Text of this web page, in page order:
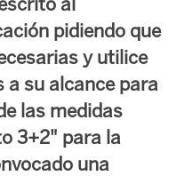
pidiendo que
y utilice
su alcance para
las medidas
3+2" para la
una